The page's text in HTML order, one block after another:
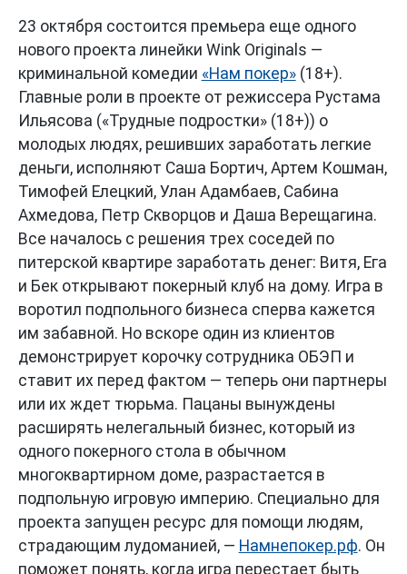
23 октября состоится премьера еще одного
нового проекта линейки Wink Originals —
криминальной комедии «Нам покер»(18+).
Главные роли в проекте от режиссера Рустама
Ильясова («Трудные подростки» (18+)) о
молодых людях, решивших заработать легкие
деньги, исполняют Саша Бортич, Артем Кошман,
Тимофей Елецкий, Улан Адамбаев, Сабина
Ахмедова, Петр Скворцов и Даша Верещагина.
Все началось с решения трех соседей по
питерской квартире заработать денег: Витя, Ега
и Бек открывают покерный клуб на дому. Игра в
воротил подпольного бизнеса сперва кажется
им забавной. Но вскоре один из клиентов
демонстрирует корочку сотрудника ОБЭП и
ставит их перед фактом — теперь они партнеры
или их ждет тюрьма. Пацаны вынуждены
расширять нелегальный бизнес, который из
одного покерного стола в обычном
многоквартирном доме, разрастается в
подпольную игровую империю. Специально для
проекта запущен ресурс для помощи людям,
страдающим лудоманией, — Намнепокер.рф. Он
поможет понять, когда игра перестает быть